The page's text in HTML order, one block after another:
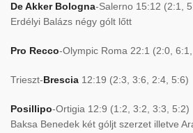
De Akker Bologna-Salerno 15:12 (2:1,
Erdélyi Balázs négy gólt lőtt
Pro Recco-Olympic Roma 22:1 (2:0,
Trieszt-Brescia 12:19 (2:3, 3:6, 2:4, 5:6)
Posillipo-Ortigia 12:9 (1:2, 3:2, 3:3, 5:2)
Baksa Benedek két góljt szerzet illetve